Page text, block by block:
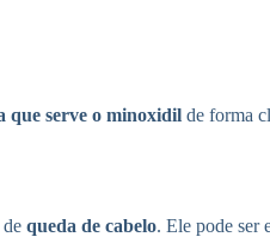
que serve o minoxidil de forma
queda de cabelo. Ele pode ser